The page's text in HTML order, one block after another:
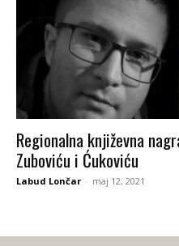
Regionalna književna
Zuboviću i Ćukoviću
Labud Lončar - maj 12, 2021